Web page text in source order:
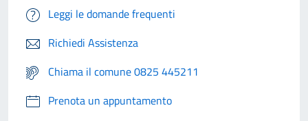
Leggi le domande frequenti
Richiedi Assistenza
Chiama il comune 0825 445211
Prenota un appuntamento